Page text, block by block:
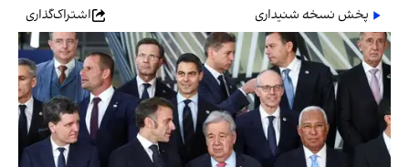
پخش نسخه شنیداری
اشتراک‌گذاری